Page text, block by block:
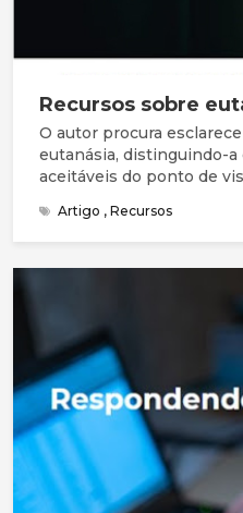
Recursos sobre
O autor procura
eutanásia, distinguindo-
aceitáveis do ponto de
argumentos utilizados
temática. Os
eutanásia e/ou suicídio
e do sofrimento,
paciente, e o respeito
Artigo , Recursos